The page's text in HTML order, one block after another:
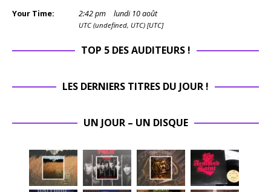
Your Time: 2:42pm lundi 10 août
UTC (undefined, UTC) [UTC]
TOP 5 DES AUDITEURS !
LES DERNIERS TITRES DU JOUR !
UN JOUR – UN DISQUE